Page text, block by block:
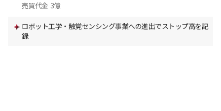
売買代金 3億
ロボット工学・触覚センシング事業への進出でストップ高を記
録